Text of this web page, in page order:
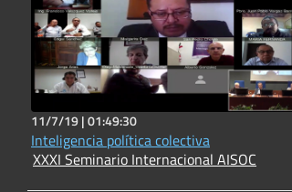
11/7/19 |01:49:30
Inteligencia política colectiva
XXXI Seminario Internacional AISOC